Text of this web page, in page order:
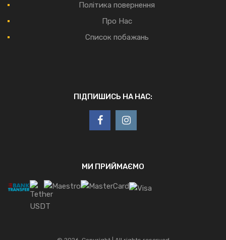
Політика повернення
Про Нас
Список побажань
ПІДПИШИСЬ НА НАС:
МИ ПРИЙМАЄМО